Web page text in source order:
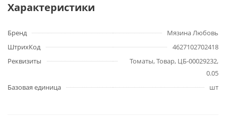
Характеристики
Бренд
Мязина Любовь
ШтрихКод
4627102702418
Реквизиты
Томаты, Товар, ЦБ-00029232,
0.05
Базовая единица
шт